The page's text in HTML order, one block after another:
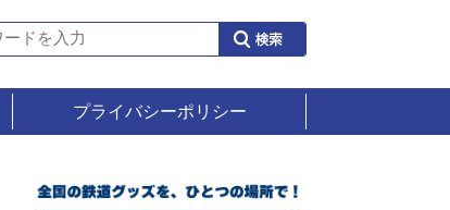
プライバシーポリシー